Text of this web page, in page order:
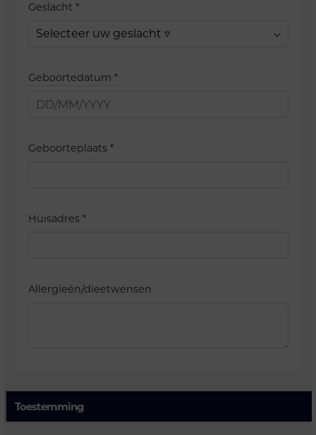
Geslacht *
Geboortedatum *
Geboorteplaats *
Huisadres *
Allergieën/dieetwensen
Toestemming